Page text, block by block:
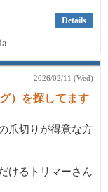
Details
2026/02/11 (Wed)
）を探してます
爪切りが得意な方
けるトリマーさん